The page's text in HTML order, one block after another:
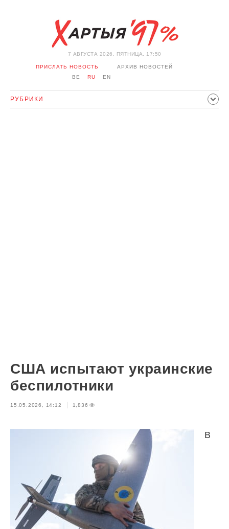
7 АВГУСТА 2026, ПЯТНИЦА, 17:50
ПРИСЛАТЬ НОВОСТЬ
АРХИВ НОВОСТЕЙ
BE
RU EN
РУБРИКИ
США испытают украинские
беспилотники
15.05.2026, 14:12 1,836
В